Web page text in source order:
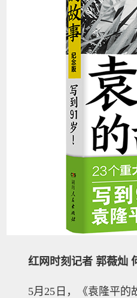
红网时刻记者 郭薇灿
5月25日，《袁隆平的